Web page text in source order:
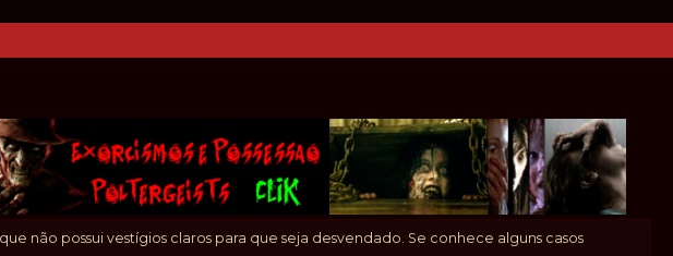
não possui vestígios claros para que seja desvendado. Se conhece alguns casos